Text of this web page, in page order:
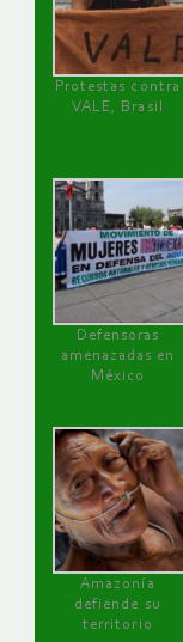
Protestas contra
VALE, Brasil
Defensoras
amenazadas en
México
Amazonía
defiende su
territorio